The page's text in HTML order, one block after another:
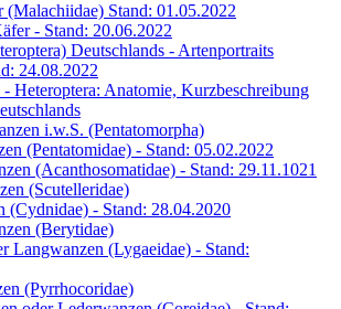
(Malachiidae) Stand: 01.05.2022
- Stand: 20.06.2022
Deutschlands - Artenportraits
24.08.2022
- Heteroptera: Anatomie, Kurzbeschreibung
i.w.S. (Pentatomorpha)
(Pentatomidae) - Stand: 05.02.2022
(Acanthosomatidae) - Stand: 29.11.1021
(Scutelleridae)
(Cydnidae) - Stand: 28.04.2020
(Berytidae)
Langwanzen (Lygaeidae) - Stand:
(Pyrrhocoridae)